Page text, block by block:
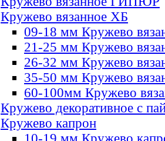
Кружево вязанное ХБ
09-18 мм Кружево
21-25 мм Кружево
26-32 мм Кружево
35-50 мм Кружево
60-100мм Кружево
Кружево декоративное с
Кружево капрон